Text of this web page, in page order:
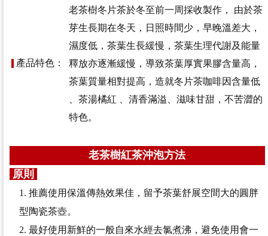
產品特色：
老茶樹冬片茶於冬至前一周採收製作， 由於茶
芽生長期在冬天，日照時間少，早晚溫差大，
濕度低，茶葉生長緩慢，茶葉生理代謝及能量
釋放亦逐漸緩慢，導致茶葉厚實果膠含量高，
茶葉質量相對提高，造就冬片茶咖啡因含量低
、茶湯橘紅 、清香滿溢、滋味甘甜，不苦澀的
特色。
老茶樹紅茶沖泡方法
原則
1. 推薦使用保溫傳熱效果佳，留予茶葉舒展空間大的圓胖
型陶瓷茶壺。
2. 最好使用新鮮的一般自來水經去氯煮沸，避免使用會一